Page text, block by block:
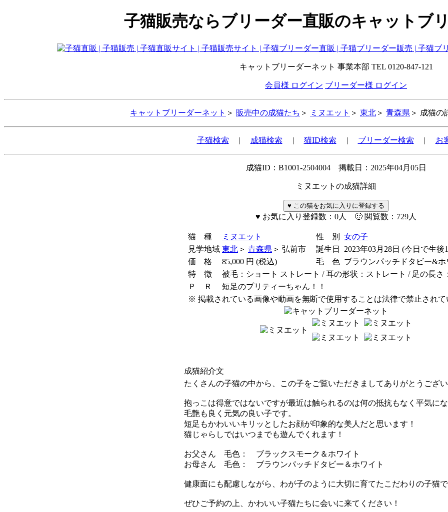
子猫販売ならブリーダー直販のキャットブ
キャットブリーダーネット 事業本部 TEL 0120-847-121
会員様 ログイン ブリーダー様 ログイン
キャットブリーダーネット ＞ 販売中の成猫たち ＞ ミヌエット ＞ 東北 ＞ 青森県 ＞ 成猫
子猫検索 | 成猫検索 | 猫ID検索 | ブリーダー検索 | お
成猫ID：B1001-2504004 掲載日：2025年04月05日
ミヌエットの成猫詳細
♥ お気に入り登録数：0人 🙂 閲覧数：729人
猫 種 ミヌエット 性 別
女の子
見学地域 東北 ＞ 青森県 ＞ 弘前市 誕生日
2023年03月28日 (今日で生後
価 格
85,000 円 (税込) 毛 色 ブラウンパッチドタビー&ホ
特 徴
被毛：ショート ストレート / 耳の形状：ストレート / 足の長さ
Ｐ Ｒ
短足のプリティーちゃん！！
※ 掲載されている画像や動画を無断で使用することは法律で禁止されて
成猫紹介文
たくさんの子猫の中から、この子をご覧いただきましてありがとうござ
抱っこは得意ではないですが最近は触られるのは何の抵抗もなく平気に
毛艶も良く元気の良い子です。
短足もかわいいキリッとしたお顔が印象的な美人だと思います！
猫じゃらしではいつまでも遊んでくれます！
お父さん 毛色： ブラックスモーク＆ホワイト
お母さん 毛色： ブラウンパッチドタビー＆ホワイト
健康面にも配慮しながら、わが子のように大切に育てたこだわりの子猫
ぜひご予約の上、かわいい子猫たちに会いに来てください！